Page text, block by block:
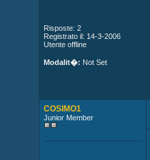
Risposte: 2
Registrato il: 14-3-2006
Utente offline
Modalit�: Not Set
COSIMO1
Junior Member